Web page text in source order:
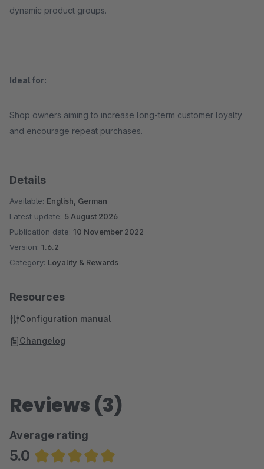
dynamic product groups.
Ideal for:
Shop owners aiming to increase long-term customer loyalty
and encourage repeat purchases.
Details
Available: English, German
Latest update: 5 August 2026
Publication date: 10 November 2022
Version: 1.6.2
Category: Loyality & Rewards
Resources
Configuration manual
Changelog
Reviews (3)
Average rating
5.0